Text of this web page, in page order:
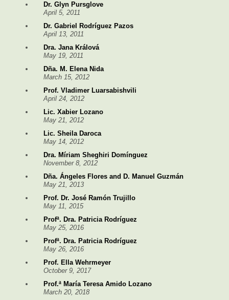
Dr. Glyn Pursglove
April 5, 2011
Dr. Gabriel Rodríguez Pazos
April 13, 2011
Dra. Jana Králová
May 19, 2011
Dña. M. Elena Nida
March 15, 2012
Prof. Vladimer Luarsabishvili
April 24, 2012
Lic. Xabier Lozano
May 21, 2012
Lic. Sheila Daroca
May 14, 2012
Dra. Míriam Sheghiri Domínguez
November 8, 2012
Dña. Ángeles Flores and D. Manuel Guzmán
May 21, 2013
Prof. Dr. José Ramón Trujillo
May 11, 2015
Profª. Dra. Patricia Rodríguez
May 25, 2016
Profª. Dra. Patricia Rodríguez
May 26, 2016
Prof. Ella Wehrmeyer
October 9, 2017
Prof.ª María Teresa Amido Lozano
March 20, 2018